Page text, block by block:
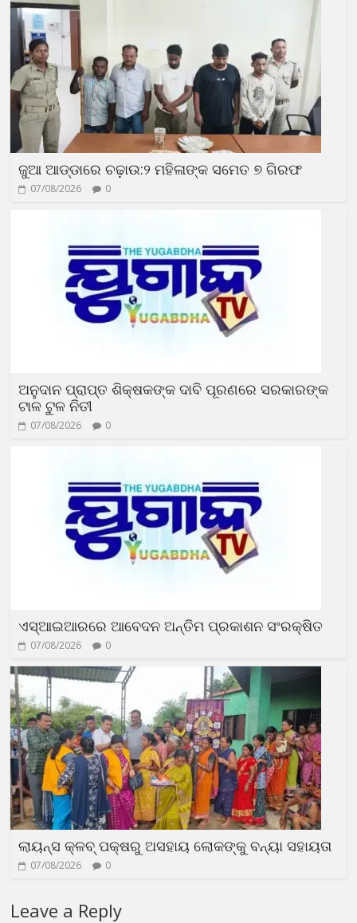
ଜୁଆ ଆଡ୍ଡାରେ ଚଢ଼ାଉ:୨ ମହିଳାଙ୍କ ସମେତ ୭ ଗିରଫ
07/08/2026 0
ଅନୁଦାନ ପ୍ରାପ୍ତ ଶିକ୍ଷକଙ୍କ ଦାବି ପୂରଣରେ ସରକାରଙ୍କ
ଟାଳ ଟୁଳ ନିତୀ
07/08/2026 0
ଏସ୍‌ଆଇଆରରେ ଆବେଦନ ଅନ୍ତିମ ପ୍ରକାଶନ ସଂରକ୍ଷିତ
07/08/2026 0
ଲାୟନ୍ସ କ୍ଳବ୍ ପକ୍ଷରୁ ଅସହାୟ ଲୋକଙ୍କୁ ବନ୍ୟା ସହାୟତା
07/08/2026 0
Leave a Reply